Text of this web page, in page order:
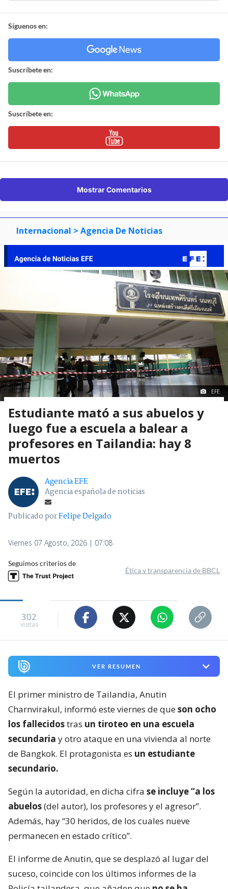
Síguenos en:
Suscríbete en:
Suscríbete en:
Mostrar Comentarios
Internacional > Agencia De Noticias
EFE
Estudiante mató a sus abuelos y
luego fue a escuela a balear a
profesores en Tailandia: hay 8
muertos
Agencia EFE
Agencia española de noticias
Publicado porFelipe Delgado
Viernes 07 Agosto, 2026 | 07:08
Seguimos criterios de
Ética y transparencia de BBCL
302
visitas
VER RESUMEN
El primer ministro de Tailandia, Anutin
Charnvirakul, informó este viernes de queson ocho
los fallecidostras un tiroteo en una escuela
secundaria y otro ataque en una vivienda al norte
de Bangkok. El protagonista es un estudiante
secundario.
Según la autoridad, en dicha cifra se incluye “a los
abuelos(del autor), los profesores y el agresor”.
Además, hay “30 heridos, de los cuales nueve
permanecen en estado crítico”.
El informe de Anutin, que se desplazó al lugar del
suceso, coincide con los últimos informes de la